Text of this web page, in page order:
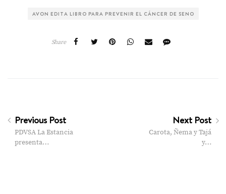
AVON EDITA LIBRO PARA PREVENIR EL CÁNCER DE SENO
Share
Previous Post
PDVSA La Estancia
presenta…
Next Post
Carota, Ñema y Tajá
y…